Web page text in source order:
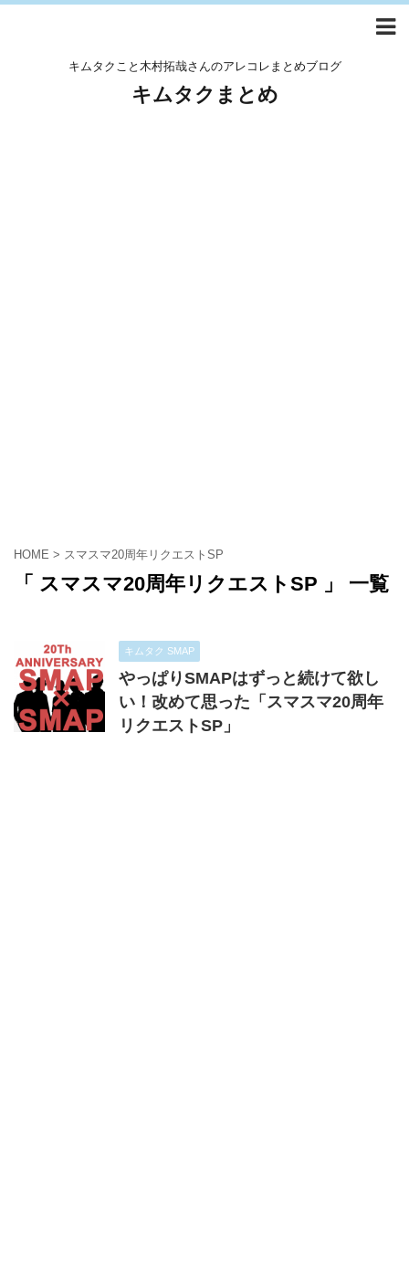
キムタクこと木村拓哉さんのアレコレまとめブログ
キムタクまとめ
HOME > スマスマ20周年リクエストSP
「 スマスマ20周年リクエストSP 」 一覧
キムタク SMAP
やっぱりSMAPはずっと続けて欲し
い！改めて思った「スマスマ20周年
リクエストSP」